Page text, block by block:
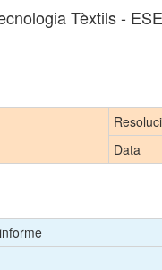
Tèxtils -
Data